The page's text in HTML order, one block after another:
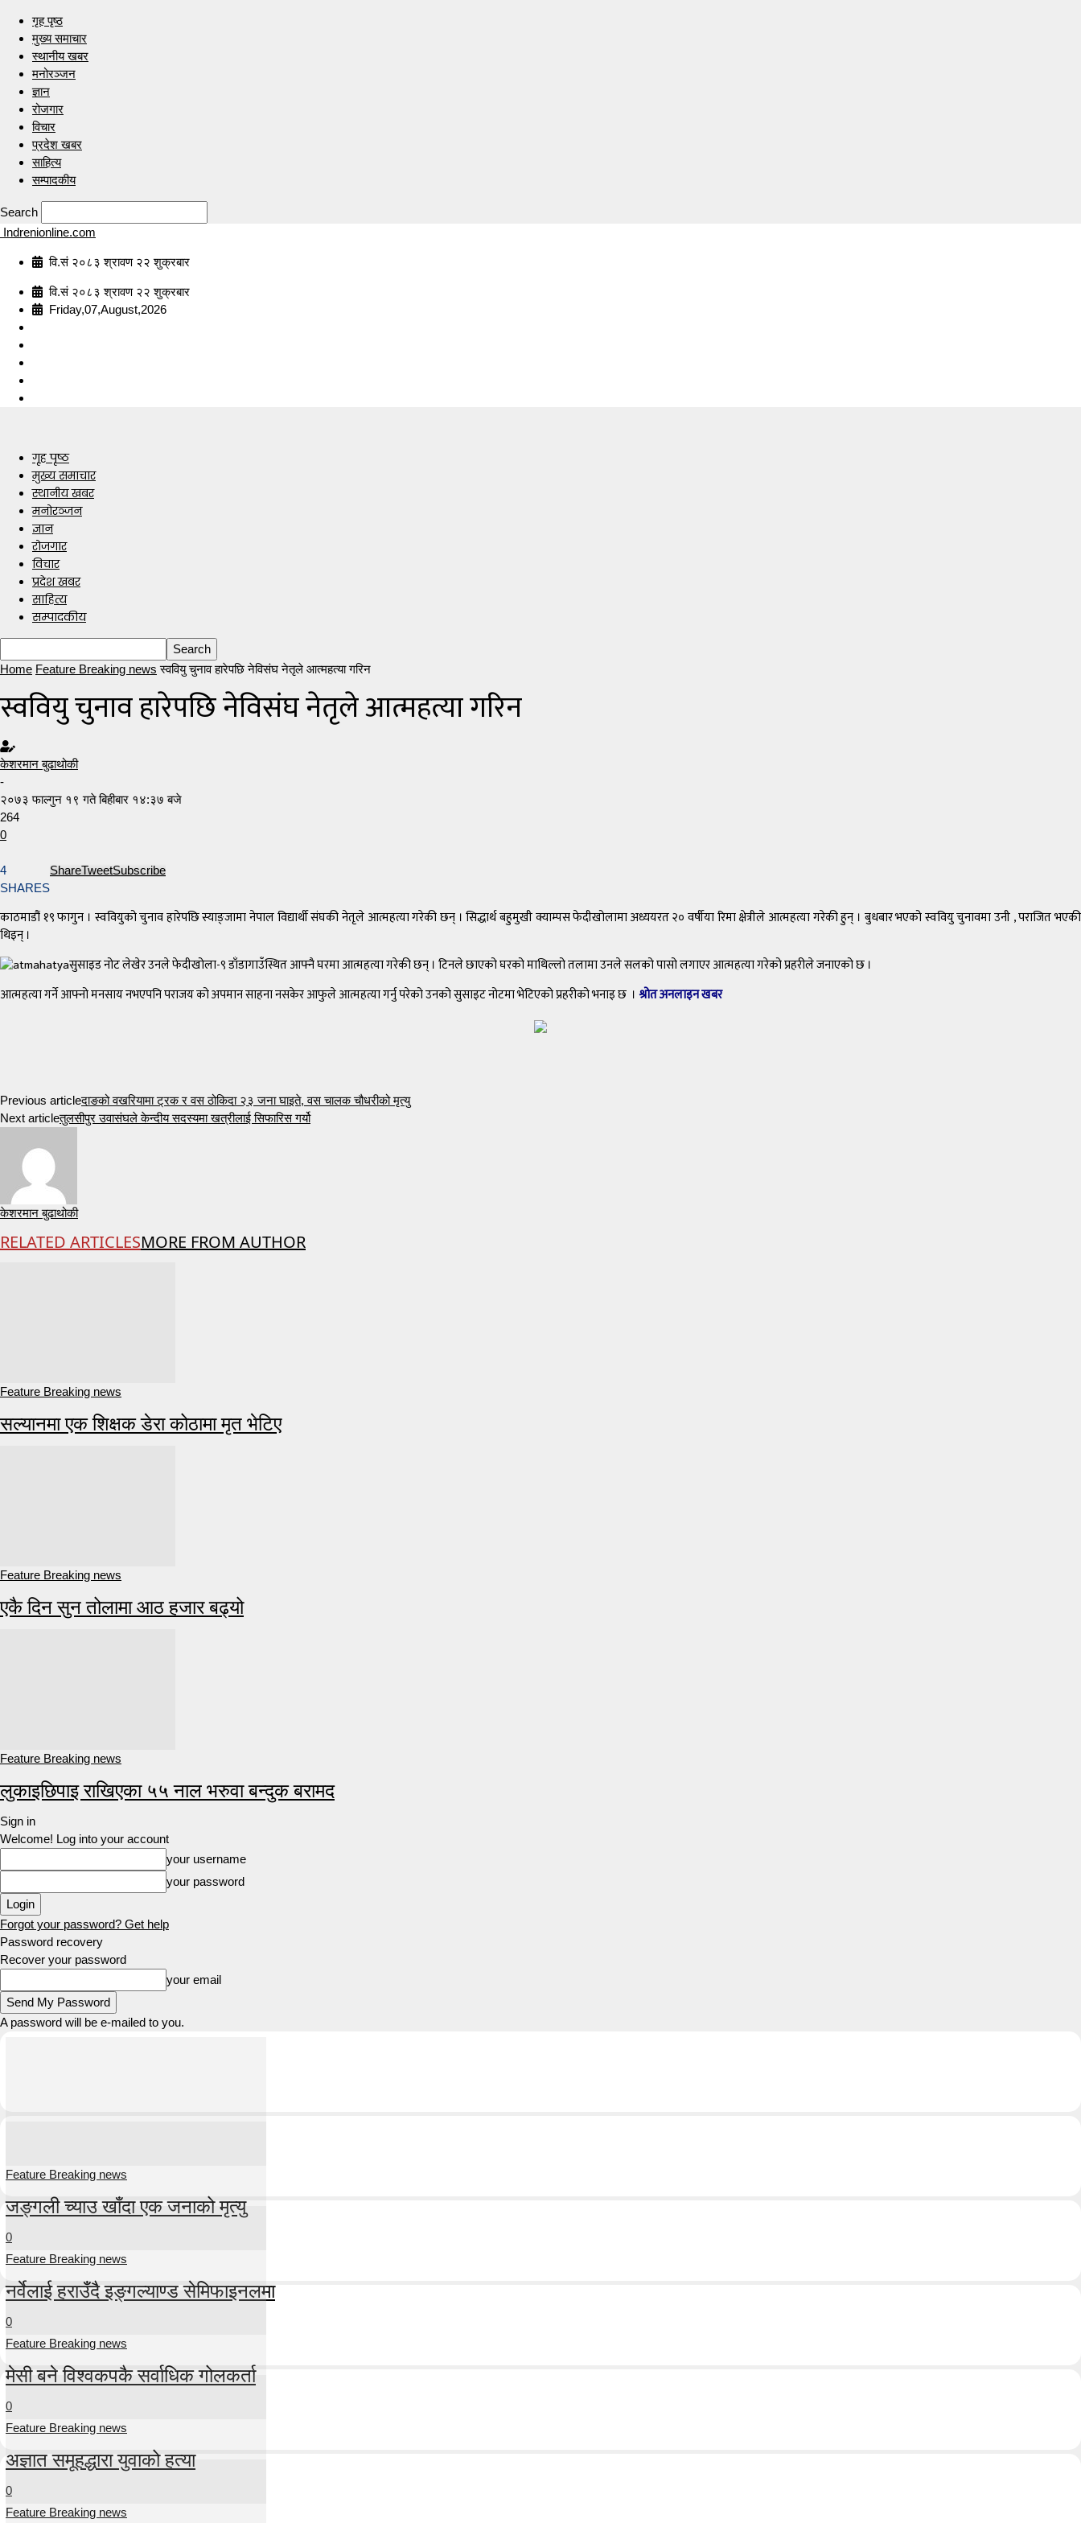
गृह पृष्ठ
मुख्य समाचार
स्थानीय खबर
मनोरञ्जन
ज्ञान
रोजगार
विचार
प्रदेश खबर
साहित्य
सम्पादकीय
Search
Indrenionline.com
वि.सं २०८३ श्रावण २२ शुक्रबार
वि.सं २०८३ श्रावण २२ शुक्रबार
Friday,07,August,2026
गृह पृष्ठ
मुख्य समाचार
स्थानीय खबर
मनोरञ्जन
ज्ञान
रोजगार
विचार
प्रदेश खबर
साहित्य
सम्पादकीय
Home Feature Breaking news स्ववियु चुनाव हारेपछि नेविसंघ नेतृले आत्महत्या गरिन
स्ववियु चुनाव हारेपछि नेविसंघ नेतृले आत्महत्या गरिन
केशरमान बुढाथोकी
-
२०७३ फाल्गुन १९ गते बिहीबार १४:३७ बजे
264
0
4
SHARES
ShareTweetSubscribe
काठमाडौं १९ फागुन । स्ववियुको चुनाव हारेपछि स्याङ्जामा नेपाल विद्यार्थी संघकी नेतृले आत्महत्या गरेकी छन् । सिद्धार्थ बहुमुखी क्याम्पस फेदीखोलामा अध्ययरत २० वर्षीया रिमा क्षेत्रीले आत्महत्या गरेकी हुन् । बुधबार भएको स्ववियु चुनावमा उनी , पराजित भएकी
थिइन् ।
सुसाइड नोट लेखेर उनले फेदीखोला-९ डाँडागाउँस्थित आफ्नै घरमा आत्महत्या गरेकी छन् । टिनले छाएको घरको माथिल्लो तलामा उनले सलको पासो लगाएर आत्महत्या गरेको प्रहरीले जनाएको छ ।
आत्महत्या गर्ने आफ्नो मनसाय नभएपनि पराजय को अपमान साहना नसकेर आफुले आत्महत्या गर्नु परेको उनको सुसाइट नोटमा भेटिएको प्रहरीको भनाइ छ । श्रोत अनलाइन खबर
Previous articleदाङको वखरियामा ट्रक र वस ठोकिदा २३ जना घाइते, वस चालक चौधरीको मृत्यु
Next articleतुलसीपुर उवासंघले केन्दीय सदस्यमा खत्रीलाई सिफारिस गर्यो
केशरमान बुढाथोकी
RELATED ARTICLESMORE FROM AUTHOR
Feature Breaking news
सल्यानमा एक शिक्षक डेरा कोठामा मृत भेटिए
Feature Breaking news
एकै दिन सुन तोलामा आठ हजार बढ्यो
Feature Breaking news
लुकाइछिपाइ राखिएका ५५ नाल भरुवा बन्दुक बरामद
Sign in
Welcome! Log into your account
your username
your password
Forgot your password? Get help
Password recovery
Recover your password
your email
A password will be e-mailed to you.
Feature Breaking news
जङ्गली च्याउ खाँदा एक जनाको मृत्यु
0
Feature Breaking news
नर्वेलाई हराउँदै इङ्गल्याण्ड सेमिफाइनलमा
0
Feature Breaking news
मेसी बने विश्वकपकै सर्वाधिक गोलकर्ता
0
Feature Breaking news
अज्ञात समूहद्धारा युवाको हत्या
0
Feature Breaking news